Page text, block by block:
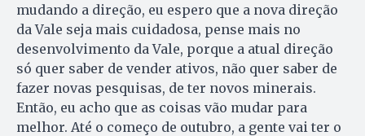
mudando a direção, eu espero que a nova direção
da Vale seja mais cuidadosa, pense mais no
desenvolvimento da Vale, porque a atual direção
só quer saber de vender ativos, não quer saber de
fazer novas pesquisas, de ter novos minerais.
Então, eu acho que as coisas vão mudar para
melhor. Até o começo de outubro, a gente vai ter o